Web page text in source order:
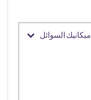
ميكانيك السوائل